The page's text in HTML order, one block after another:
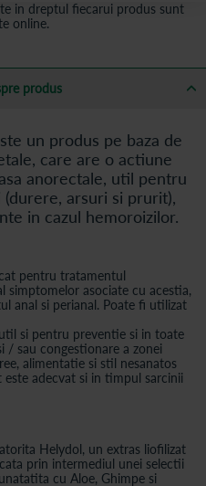
in dreptul fiecarui produs sunt
online.
produs
un produs pe baza de
care are o actiune
anorectale, util pentru
arsuri si prurit),
in cazul hemoroizilor.
pentru tratamentul
simptomelor asociate cu acestia,
anal si perianal. Poate fi utilizat
si pentru preventie si in toate
sau congestionare a zonei
alimentatie si stil nesanatos
adecvat si in timpul sarcinii
Helydol, un extras liofilizat
prin intermediul unei selectii
cu Aloe, Ghimpe si